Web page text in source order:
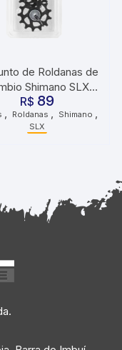
de Roldanas de
Shimano SLX
RD-M7100
R$ 89
, Roldanas , Shimano ,
SLX